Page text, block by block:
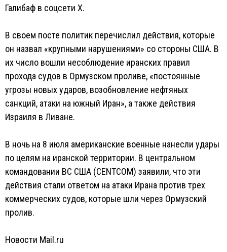
Галибаф в соцсети X.
В своем посте политик перечислил действия, которые
он назвал «крупными нарушениями» со стороны США. В
их число вошли несоблюдение иранских правил
прохода судов в Ормузском проливе, «постоянные
угрозы новых ударов, возобновление нефтяных
санкций, атаки на южный Иран», а также действия
Израиля в Ливане.
В ночь на 8 июля американские военные нанесли удары
по целям на иранской территории. В центральном
командовании ВС США (CENTCOM) заявили, что эти
действия стали ответом на атаки Ирана против трех
коммерческих судов, которые шли через Ормузский
пролив.
Новости Mail.ru